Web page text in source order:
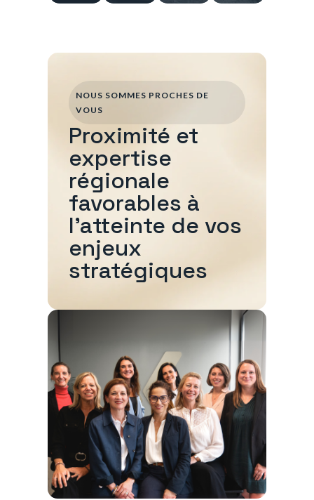
NOUS SOMMES PROCHES DE
VOUS
Proximité et
expertise
régionale
favorables à
l'atteinte de vos
enjeux
stratégiques